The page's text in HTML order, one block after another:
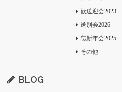
歓送迎会2023
送別会2026
忘新年会2025
その他
BLOG